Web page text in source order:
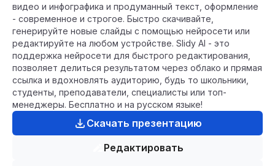
видео и инфографика и продуманный текст, оформление
- современное и строгое. Быстро скачивайте,
генерируйте новые слайды с помощью нейросети или
редактируйте на любом устройстве. Slidy AI - это
поддержка нейросети для быстрого редактирования,
позволяет делиться результатом через облако и прямая
ссылка и вдохновлять аудиторию, будь то школьники,
студенты, преподаватели, специалисты или топ-
менеджеры. Бесплатно и на русском языке!
Скачать презентацию
Редактировать